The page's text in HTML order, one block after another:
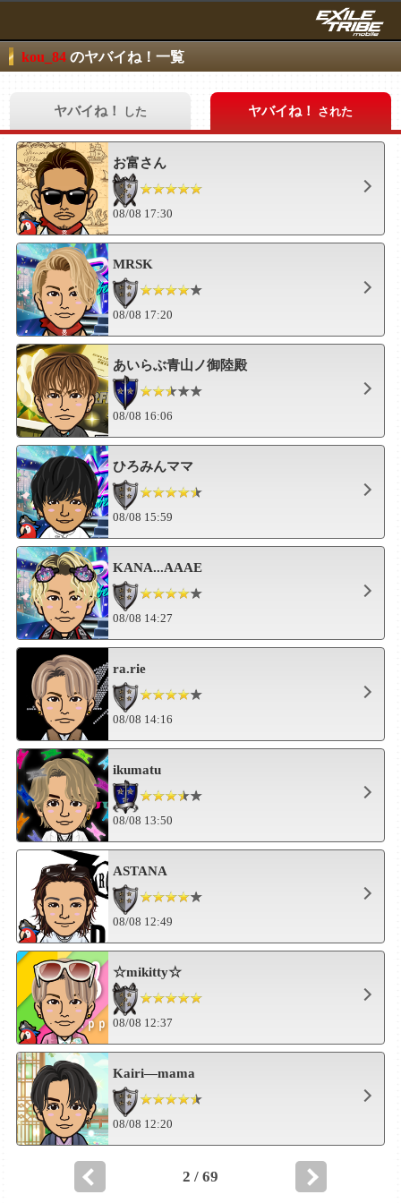
kou_84 のヤバイね！一覧
ヤバイね！ した ヤバイね！ された
お富さん
08/08 17:30
MRSK
08/08 17:20
あいらぶ青山ノ御陸殿
08/08 16:06
ひろみんママ
08/08 15:59
KANA...AAAE
08/08 14:27
ra.rie
08/08 14:16
ikumatu
08/08 13:50
ASTANA
08/08 12:49
☆mikitty☆
08/08 12:37
Kairi―mama
08/08 12:20
2 / 69